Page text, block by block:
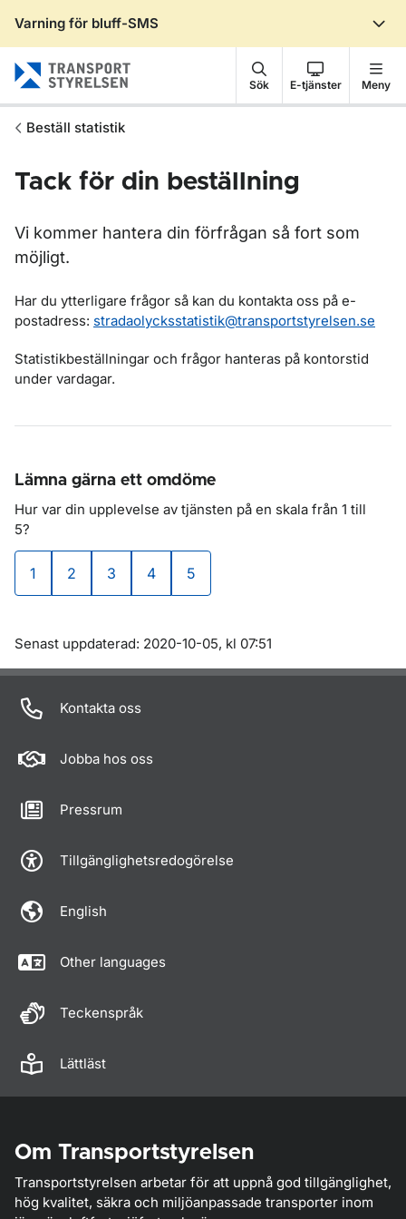
Varning för bluff-SMS
Sök E-tjänster Meny
Beställ statistik
Tack för din beställning
Vi kommer hantera din förfrågan så fort som
möjligt.
Har du ytterligare frågor så kan du kontakta oss på e-
postadress: stradaolycksstatistik@transportstyrelsen.se
Statistikbeställningar och frågor hanteras på kontorstid
under vardagar.
Lämna gärna ett omdöme
Hur var din upplevelse av tjänsten på en skala från 1 till
5?
1
väldigt dålig
2
dålig
3
varken bra eller dålig
4
bra
5
väldigt bra
Om sidan
Senast uppdaterad: 2020-10-05, kl 07:51
Kontakta oss
Jobba hos oss
Pressrum
Tillgänglighetsredogörelse
English
Other languages
Teckenspråk
Lättläst
Om Transportstyrelsen
Transportstyrelsen arbetar för att uppnå god tillgänglighet,
hög kvalitet, säkra och miljöanpassade transporter inom